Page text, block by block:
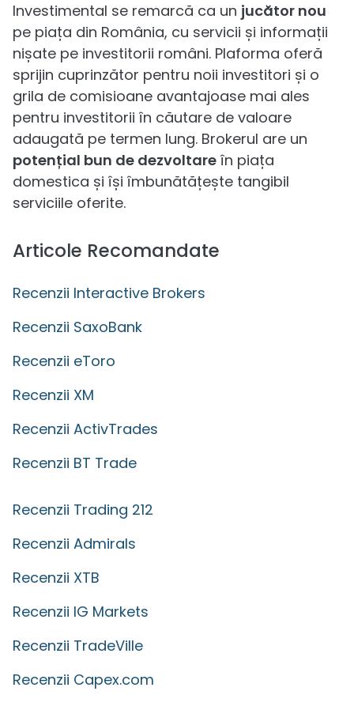
Investimental se remarcă ca un jucător nou
pe piața din România, cu servicii și informații
nișate pe investitorii români. Plaforma oferă
sprijin cuprinzător pentru noii investitori și o
grila de comisioane avantajoase mai ales
pentru investitorii în căutare de valoare
adaugată pe termen lung. Brokerul are un
potențial bun de dezvoltare în piața
domestica și își îmbunătățește tangibil
serviciile oferite.
Articole Recomandate
Recenzii Interactive Brokers
Recenzii SaxoBank
Recenzii eToro
Recenzii XM
Recenzii ActivTrades
Recenzii BT Trade
Recenzii Trading 212
Recenzii Admirals
Recenzii XTB
Recenzii IG Markets
Recenzii TradeVille
Recenzii Capex.com